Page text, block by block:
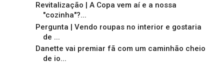
Revitalização | A Copa vem aí e a nossa
"cozinha"?...
Pergunta | Vendo roupas no interior e gostaria
de ...
Danette vai premiar fã com um caminhão cheio
de io...